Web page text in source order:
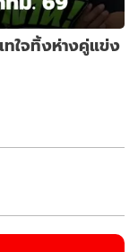
ใจทิ้งห่างคู่แข่ง